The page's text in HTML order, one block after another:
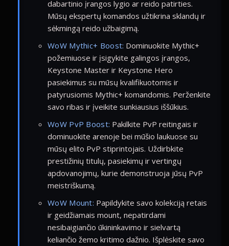
dabartinio įrangos lygio ar reido patirties.
Mūsų ekspertų komandos užtikrina sklandų ir
sėkmingą reido užbaigimą.
WoW Mythic+ Boost: Dominuokite Mythic+
požemiuose ir įsigykite galingos įrangos,
Keystone Master ir Keystone Hero
pasiekimus su mūsų kvalifikuotomis ir
patyrusiomis Mythic+ komandomis. Perženkite
savo ribas ir įveikite sunkiausius iššūkius.
WoW PvP Boost: Pakilkite PvP reitingais ir
dominuokite arenoje bei mūšio laukuose su
mūsų elito PvP stiprintojais. Uždirbkite
prestižinių titulų, pasiekimų ir vertingų
apdovanojimų, kurie demonstruoja jūsų PvP
meistriškumą.
WoW Mount: Papildykite savo kolekciją retais
ir geidžiamais mount, nepatirdami
nesibaigiančio ūkininkavimo ir sielvartą
keliančio žemo kritimo dažnio. Išplėskite savo